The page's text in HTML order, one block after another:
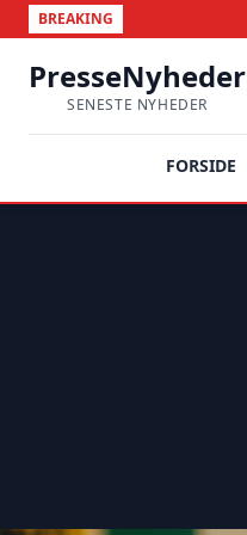
BREAKING
PresseNyheder
SENESTE NYHEDER
FORSIDE